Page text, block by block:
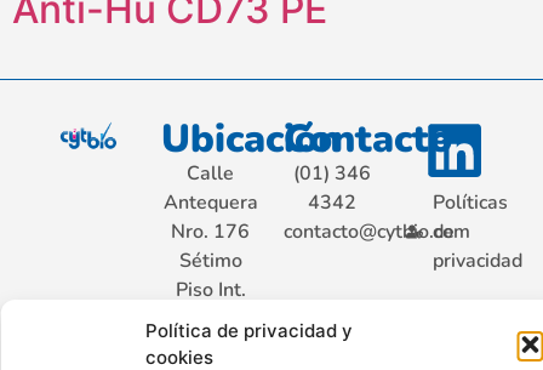
Política de privacidad y
cookies
Ubicación
Calle
Antequera
Nro. 176
Sétimo
Piso Int.
701, San
Isidro.
Contacto
(01) 346
4342
contacto@cytbio.com
Políticas
de
privacidad